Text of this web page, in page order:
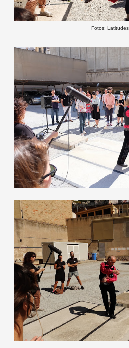
Fotos: Latitudes.